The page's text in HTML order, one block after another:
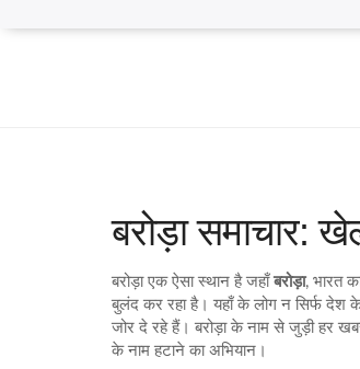
बरोड़ा समाचार:
बरोड़ा एक ऐसा स्थान है जहाँ बरोड़ा, भारत
बुलंद कर रहा है। यहाँ के लोग न सिर्फ देश के
जोर दे रहे हैं। बरोड़ा के नाम से जुड़ी हर
के नाम हटाने का अभियान।